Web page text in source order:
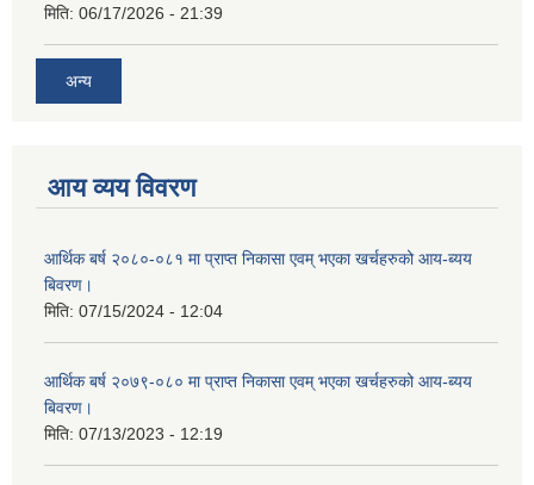
मिति: 06/17/2026 - 21:39
अन्य
आय व्यय विवरण
आर्थिक बर्ष २०८०-०८१ मा प्राप्त निकासा एवम् भएका खर्चहरुको आय-ब्यय
बिवरण।
मिति: 07/15/2024 - 12:04
आर्थिक बर्ष २०७९-०८० मा प्राप्त निकासा एवम् भएका खर्चहरुको आय-ब्यय
बिवरण।
मिति: 07/13/2023 - 12:19